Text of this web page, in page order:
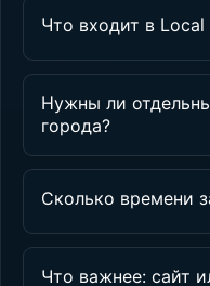
Что входит в Local
Нужны ли
города?
Сколько времени
Что важнее: сайт